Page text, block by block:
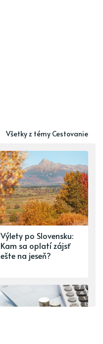
Všetky z témy Cestovanie
Výlety po Slovensku:
Kam sa oplatí zájsť
ešte na jeseň?